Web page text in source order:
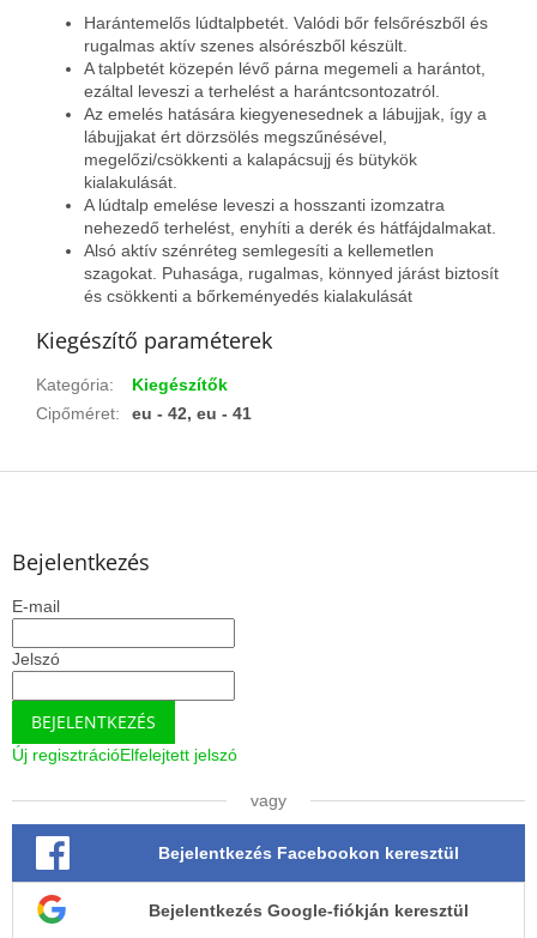
Harántemelős lúdtalpbetét. Valódi bőr felsőrészből és
rugalmas aktív szenes alsórészből készült.
A talpbetét közepén lévő párna megemeli a harántot,
ezáltal leveszi a terhelést a harántcsontozatról.
Az emelés hatására kiegyenesednek a lábujjak, így a
lábujjakat ért dörzsölés megszűnésével,
megelőzi/csökkenti a kalapácsujj és bütykök
kialakulását.
A lúdtalp emelése leveszi a hosszanti izomzatra
nehezedő terhelést, enyhíti a derék és hátfájdalmakat.
Alsó aktív szénréteg semlegesíti a kellemetlen
szagokat. Puhasága, rugalmas, könnyed járást biztosít
és csökkenti a bőrkeményedés kialakulását
Kiegészítő paraméterek
Kategória:
Kiegészítők
Cipőméret: eu - 42, eu - 41
L
Bejelentkezés
E-mail
Jelszó
BEJELENTKEZÉS
Új regisztrációElfelejtett jelszó
vagy
Bejelentkezés Facebookon keresztül
Bejelentkezés Google-fiókján keresztül